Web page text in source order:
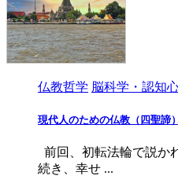
仏教哲学 脳科学・認知
現代人のための仏教（四聖諦
前回、初転法輪で説か
続き、幸せ ...